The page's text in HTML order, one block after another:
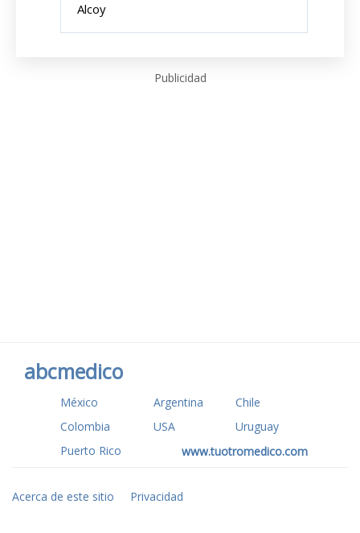
Alcoy
Publicidad
abcmedico
México Argentina
Chile
Colombia
USA
Uruguay
Puerto Rico
www.tuotromedico.com
Acerca de este sitio Privacidad